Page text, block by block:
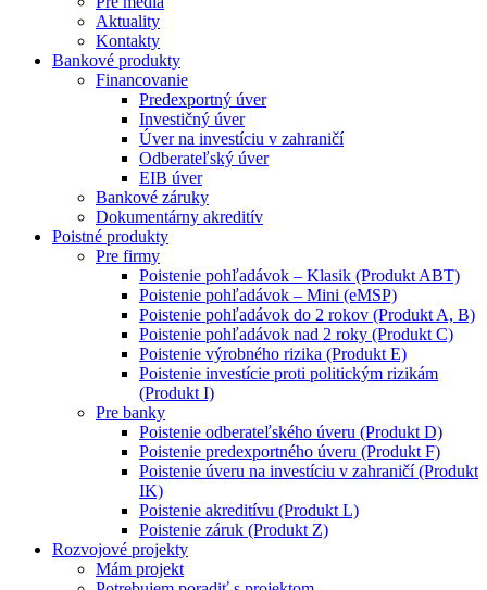
Aktuality
Kontakty
Bankové produkty
Financovanie
Predexportný úver
Investičný úver
Úver na investíciu v zahraničí
Odberateľský úver
EIB úver
Bankové záruky
Dokumentárny akreditív
Poistné produkty
Pre firmy
Poistenie pohľadávok – Klasik (Produkt ABT)
Poistenie pohľadávok – Mini (eMSP)
Poistenie pohľadávok do 2 rokov (Produkt A, B)
Poistenie pohľadávok nad 2 roky (Produkt C)
Poistenie výrobného rizika (Produkt E)
Poistenie investície proti politickým rizikám
(Produkt I)
Pre banky
Poistenie odberateľského úveru (Produkt D)
Poistenie predexportného úveru (Produkt F)
Poistenie úveru na investíciu v zahraničí (Produkt
IK)
Poistenie akreditívu (Produkt L)
Poistenie záruk (Produkt Z)
Rozvojové projekty
Mám projekt